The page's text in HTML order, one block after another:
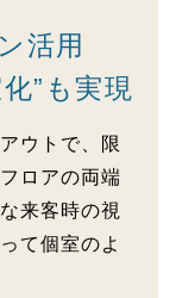
活用
”も実現
ウトで、限
ロアの両端
来客時の視
て個室のよ